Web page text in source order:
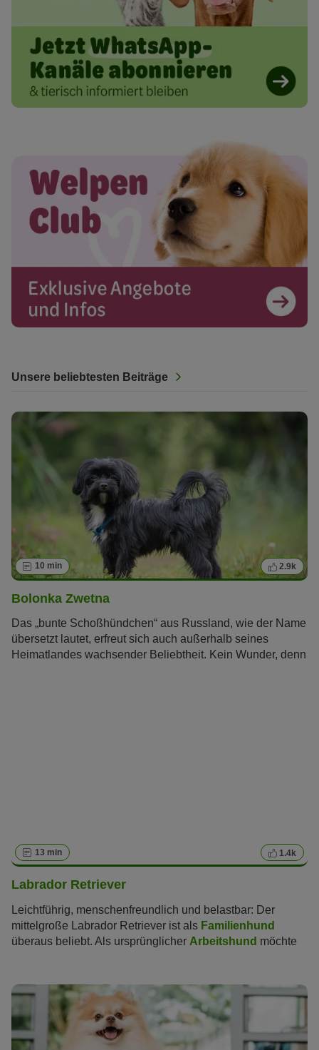
Unsere beliebtesten Beiträge
10 min 2.9k
Bolonka Zwetna
Das „bunte Schoßhündchen“ aus Russland, wie der Name
übersetzt lautet, erfreut sich auch außerhalb seines
Heimatlandes wachsender Beliebtheit. Kein Wunder, denn
13 min 1.4k
Labrador Retriever
Leichtführig, menschenfreundlich und belastbar: Der
mittelgroße Labrador Retriever ist als Familienhund
überaus beliebt. Als ursprünglicher Arbeitshund möchte